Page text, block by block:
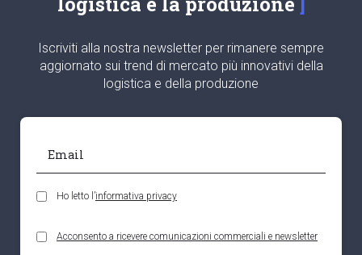
Iscriviti alla nostra newsletter per rimanere sempre
aggiornato sui trend di mercato più innovativi della
logistica e della produzione
Ho letto l’informativa privacy
Acconsento a ricevere comunicazioni commerciali e newsletter